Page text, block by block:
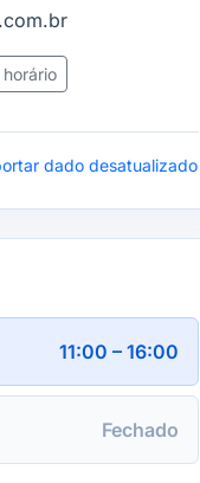
horário
dado desatualizado
11:00 – 16:00
Fechado